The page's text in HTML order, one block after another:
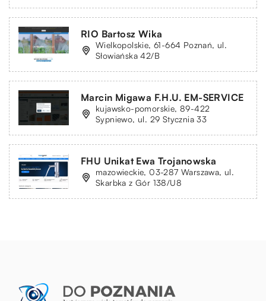
RIO Bartosz Wika
Wielkopolskie, 61-664 Poznań, ul.
Słowiańska 42/B
Marcin Migawa F.H.U. EM-SERVICE
kujawsko-pomorskie, 89-422
Sypniewo, ul. 29 Stycznia 33
FHU Unikat Ewa Trojanowska
mazowieckie, 03-287 Warszawa, ul.
Skarbka z Gór 138/U8